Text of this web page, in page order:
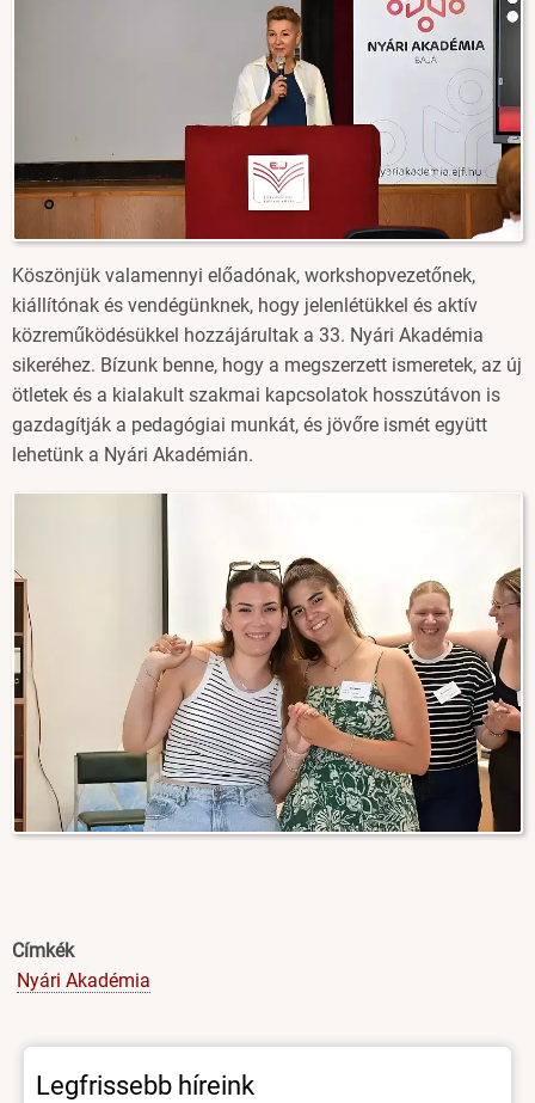
Köszönjük valamennyi előadónak, workshopvezetőnek,
kiállítónak és vendégünknek, hogy jelenlétükkel és aktív
közreműködésükkel hozzájárultak a 33. Nyári Akadémia
sikeréhez. Bízunk benne, hogy a megszerzett ismeretek, az új
ötletek és a kialakult szakmai kapcsolatok hosszútávon is
gazdagítják a pedagógiai munkát, és jövőre ismét együtt
lehetünk a Nyári Akadémián.
Címkék
Nyári Akadémia
Legfrissebb híreink